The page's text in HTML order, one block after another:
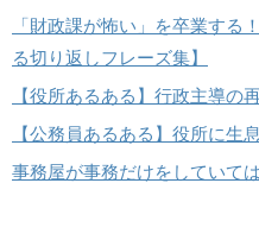
「財政課が怖い」を卒業する
る切り返しフレーズ集】
【役所あるある】行政主導の
【公務員あるある】役所に生
事務屋が事務だけをしていて